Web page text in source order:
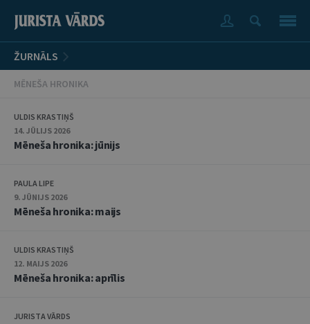
ŽURNĀLS
MĒNEŠA HRONIKA
ULDIS KRASTIŅŠ
14. JŪLIJS 2026
Mēneša hronika: jūnijs
PAULA LIPE
9. JŪNIJS 2026
Mēneša hronika: maijs
ULDIS KRASTIŅŠ
12. MAIJS 2026
Mēneša hronika: aprīlis
JURISTA VĀRDS